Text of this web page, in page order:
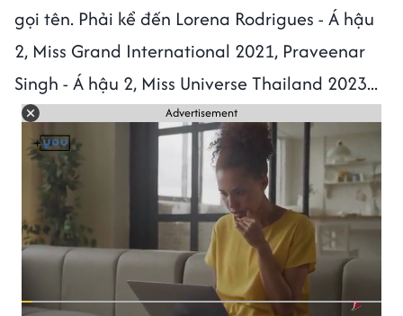
gọi tên. Phải kể đến Lorena Rodrigues - Á hậu
2, Miss Grand International 2021, Praveenar
Singh - Á hậu 2, Miss Universe Thailand 2023...
Advertisement